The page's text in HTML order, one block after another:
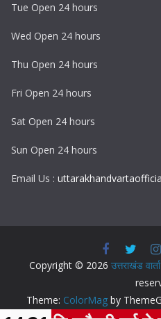
Tue Open 24 hours
Wed Open 24 hours
Thu Open 24 hours
Fri Open 24 hours
Sat Open 24 hours
Sun Open 24 hours
Email Us :
Copyright © 2026 उत्तराखंड
Theme: ColorMag by